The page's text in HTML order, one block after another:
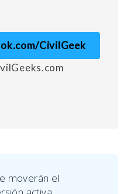
CivilGeek
moverán el